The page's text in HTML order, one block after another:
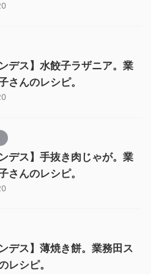
ンデス】水餃子ラザニア。業
さんのレシピ。
ンデス】手抜き肉じゃが。業
さんのレシピ。
デス】薄焼き餅。業務田ス
レシピ。